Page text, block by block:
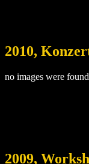
2010,
no images were found
2009,